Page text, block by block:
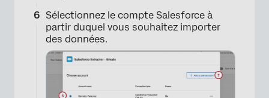
Sélectionnez le compte Salesforce à
partir duquel vous souhaitez importer
des données.